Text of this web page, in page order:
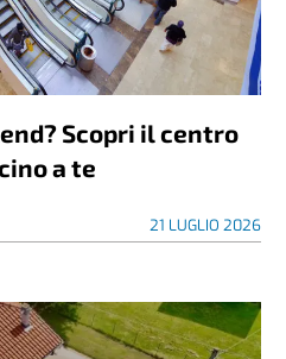
Scopri il centro
a te
21 LUGLIO 2026